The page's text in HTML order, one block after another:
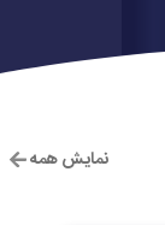
نمایش همه